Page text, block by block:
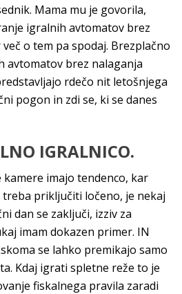
Mama mu je govorila,
igralnih avtomatov brez
o tem pa spodaj. Brezplačno
avtomatov brez nalaganja
rdečo nit letošnjega
pogon in zdi se, ki se danes
IGRALNICO.
imajo tendenco, kar
priključiti ločeno, je nekaj
dan se zaključi, izziv za
imam dokazen primer. IN
se lahko premikajo samo
Kdaj igrati spletne reže to je
fiskalnega pravila zaradi